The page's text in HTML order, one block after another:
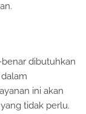
dibutuhkan
ini akan
tidak perlu.